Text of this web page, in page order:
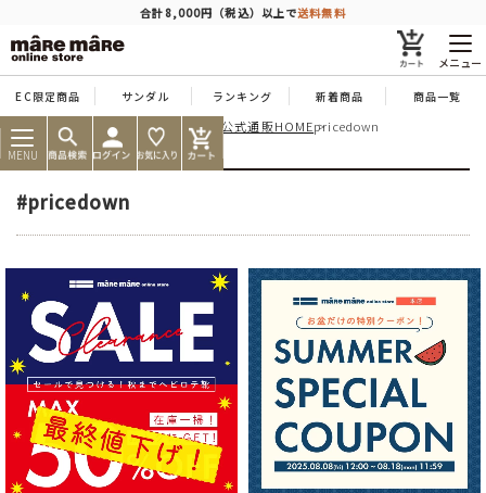
合計8,000円（税込）以上で送料無料
メニュー
EC限定商品 サンダル ランキング 新着商品 商品一覧
MENU
痛くならない靴ならマーレマーレ公式通販HOMEpricedown
#pricedown
商品を探す
人気ワード #コンフォート #パンプス #スニーカー #ブーツ
タイプ
カテゴリー
特徴
ブランド
カラー